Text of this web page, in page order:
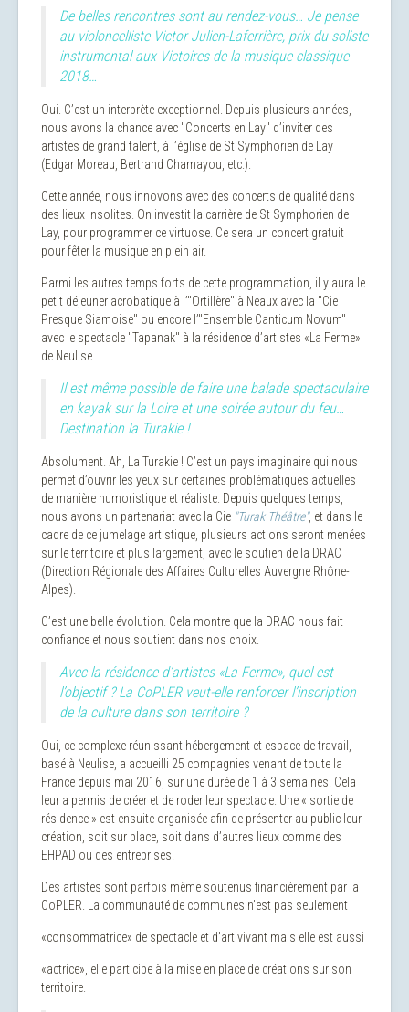
De belles rencontres sont au rendez-vous… Je pense
au violoncelliste Victor Julien-Laferrière, prix du soliste
instrumental aux Victoires de la musique classique
2018…
Oui. C’est un interprète exceptionnel. Depuis plusieurs années,
nous avons la chance avec "Concerts en Lay" d’inviter des
artistes de grand talent, à l’église de St Symphorien de Lay
(Edgar Moreau, Bertrand Chamayou, etc.).
Cette année, nous innovons avec des concerts de qualité dans
des lieux insolites. On investit la carrière de St Symphorien de
Lay, pour programmer ce virtuose. Ce sera un concert gratuit
pour fêter la musique en plein air.
Parmi les autres temps forts de cette programmation, il y aura le
petit déjeuner acrobatique à l’"Ortillère" à Neaux avec la "Cie
Presque Siamoise" ou encore l’"Ensemble Canticum Novum"
avec le spectacle "Tapanak" à la résidence d’artistes «La Ferme»
de Neulise.
Il est même possible de faire une balade spectaculaire
en kayak sur la Loire et une soirée autour du feu…
Destination la Turakie !
Absolument. Ah, La Turakie ! C’est un pays imaginaire qui nous
permet d’ouvrir les yeux sur certaines problématiques actuelles
de manière humoristique et réaliste. Depuis quelques temps,
nous avons un partenariat avec la Cie "Turak Théâtre", et dans le
cadre de ce jumelage artistique, plusieurs actions seront menées
sur le territoire et plus largement, avec le soutien de la DRAC
(Direction Régionale des Affaires Culturelles Auvergne Rhône-
Alpes).
C’est une belle évolution. Cela montre que la DRAC nous fait
confiance et nous soutient dans nos choix.
Avec la résidence d’artistes «La Ferme», quel est
l’objectif ? La CoPLER veut-elle renforcer l’inscription
de la culture dans son territoire ?
Oui, ce complexe réunissant hébergement et espace de travail,
basé à Neulise, a accueilli 25 compagnies venant de toute la
France depuis mai 2016, sur une durée de 1 à 3 semaines. Cela
leur a permis de créer et de roder leur spectacle. Une « sortie de
résidence » est ensuite organisée afin de présenter au public leur
création, soit sur place, soit dans d’autres lieux comme des
EHPAD ou des entreprises.
Des artistes sont parfois même soutenus financièrement par la
CoPLER. La communauté de communes n’est pas seulement
«consommatrice» de spectacle et d’art vivant mais elle est aussi
«actrice», elle participe à la mise en place de créations sur son
territoire.